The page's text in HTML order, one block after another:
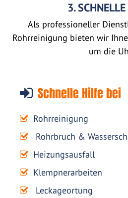
3.
Als professioneller
Rohrreinigung bieten wir
um die
Schnelle Hilfe bei
Rohrreinigung
Rohrbruch &
Heizungsausfall
Klempnerarbeiten
Leckageortung